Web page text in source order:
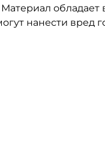
нанести вред